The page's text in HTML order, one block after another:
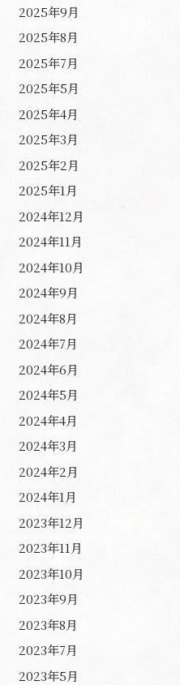
2025年9月
2025年8月
2025年7月
2025年5月
2025年4月
2025年3月
2025年2月
2025年1月
2024年12月
2024年11月
2024年10月
2024年9月
2024年8月
2024年7月
2024年6月
2024年5月
2024年4月
2024年3月
2024年2月
2024年1月
2023年12月
2023年11月
2023年10月
2023年9月
2023年8月
2023年7月
2023年5月